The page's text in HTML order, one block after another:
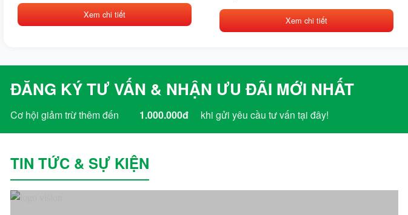
là:
tại
2,310,000₫.
Xem chi tiết
Xem chi tiết
ĐĂNG KÝ TƯ VẤN & NHẬN ƯU ĐÃI MỚI NHẤT
Cơ hội giảm trừ thêm đến 1.000.000đ khi gửi yêu cầu tư vấn tại đây!
TIN TỨC & SỰ KIỆN